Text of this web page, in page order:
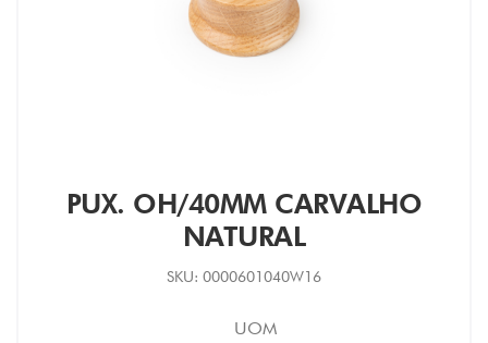
PUX. OH/40MM CARVALHO
NATURAL
SKU: 0000601040W16
UOM